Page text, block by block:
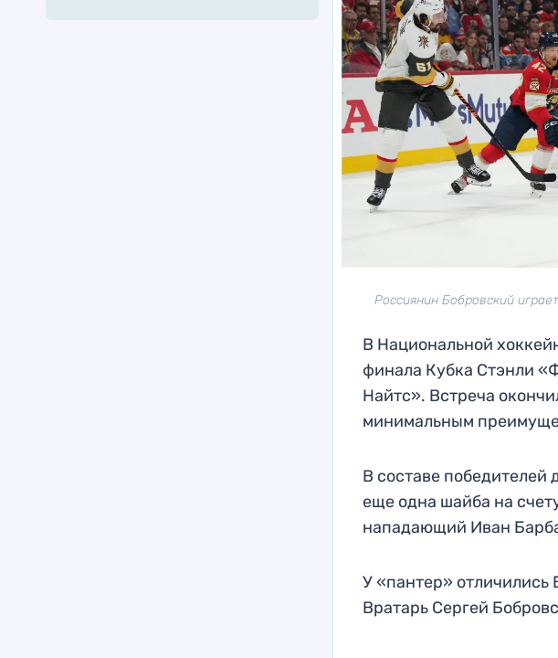
Россиянин Бобровский
В Национальной
финала Кубка Стэнли
Найтс». Встреча
минимальным
В составе победителей
еще одна шайба на
нападающий Иван
У «пантер»
Вратарь Сергей